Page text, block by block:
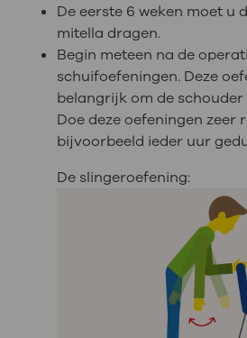
De eerste 6 weken moet u
mitella dragen.
Begin meteen na de
schuifoefeningen. Deze
belangrijk om de schouder
Doe deze oefeningen zeer
bijvoorbeeld ieder uur
De slingeroefening: